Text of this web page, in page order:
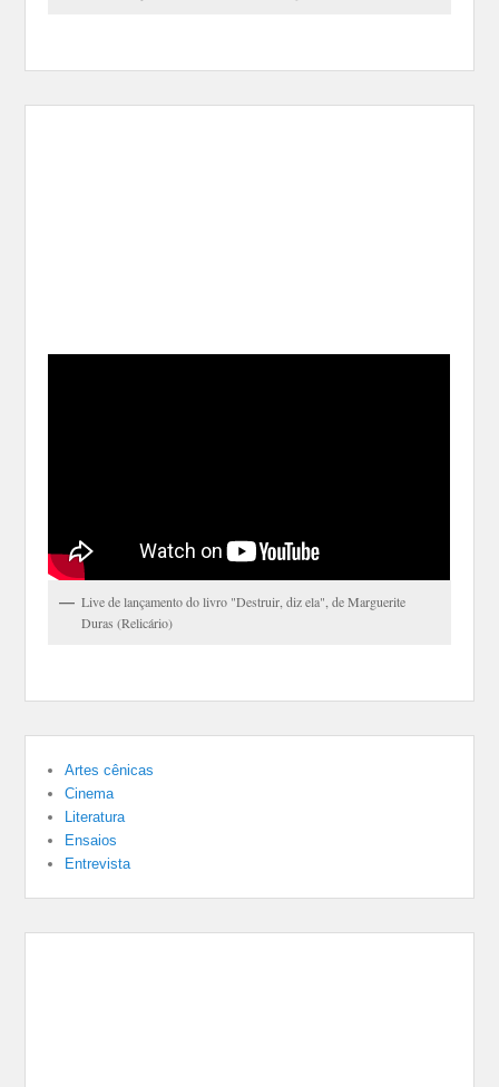
Live de lançamento do livro "Destruir, diz ela", de Marguerite
Duras (Relicário)
Artes cênicas
Cinema
Literatura
Ensaios
Entrevista